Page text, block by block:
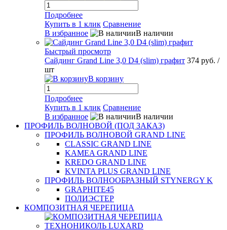
Подробнее
Купить в 1 клик Сравнение
В избранное
В наличии
Быстрый просмотр
Сайдинг Grand Line 3,0 D4 (slim) графит 374 руб. /
шт
В корзину
Подробнее
Купить в 1 клик Сравнение
В избранное
В наличии
ПРОФИЛЬ ВОЛНОВОЙ (ПОД ЗАКАЗ)
ПРОФИЛЬ ВОЛНОВОЙ GRAND LINE
CLASSIC GRAND LINE
KAMEA GRAND LINE
KREDO GRAND LINE
KVINTA PLUS GRAND LINE
ПРОФИЛЬ ВОЛНООБРАЗНЫЙ STYNERGY K
GRAPHITE45
ПОЛИЭСТЕР
КОМПОЗИТНАЯ ЧЕРЕПИЦА